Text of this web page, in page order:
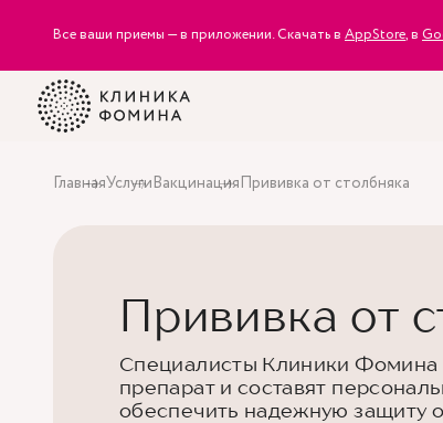
Все ваши приемы — в приложении. Скачать в AppStore, в
ГлавнаяУслугиВакцинацияПрививка от столбняка
Прививка от
Специалисты Клиники
препарат и составят
обеспечить надежную защиту